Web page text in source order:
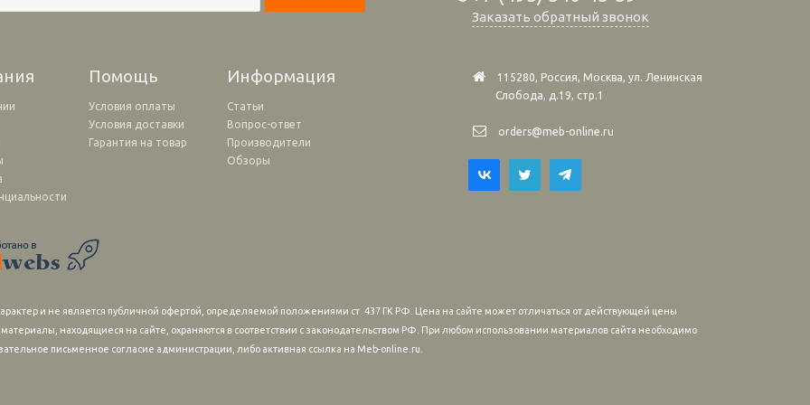
Заказать обратный звонок
Помощь Информация
Условия оплаты
Условия доставки
Гарантия на товар
Статьи
Вопрос-ответ
Производители
Обзоры
115280, Россия, Москва, ул. Ленинская
Слобода, д.19, стр.1
orders@meb-online.ru
и не является публичной офертой, определяемой положениями ст. 437 ГК РФ. Цена на сайте может отличаться от действующей цены
находящиеся на сайте, охраняются в соответствии с законодательством РФ. При любом использовании материалов сайта необходимо
письменное согласие администрации, либо активная ссылка на Meb-online.ru.